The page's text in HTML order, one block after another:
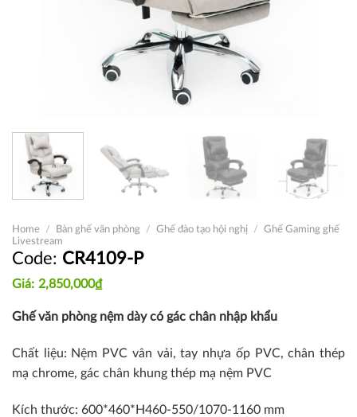
Home / Bàn ghế văn phòng / Ghế đào tạo hội nghị / Ghế Gaming ghế
Livestream
CR4109-P
2,850,000₫
Ghế văn phòng nệm dày có gác chân nhập khẩu
Chất liệu: Nệm PVC vân vải, tay nhựa ốp PVC, chân thép
mạ chrome, gác chân khung thép mạ nệm PVC
Kích thước: 600*460*H460-550/1070-1160 mm